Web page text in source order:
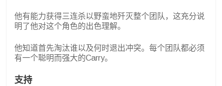
他有能力获得三连杀以野蛮地歼灭整个团队，这充分说
明了他对这个角色的出色理解。
他知道首先淘汰谁以及何时退出冲突。每个团队都必须
有一个聪明而强大的Carry。
支持